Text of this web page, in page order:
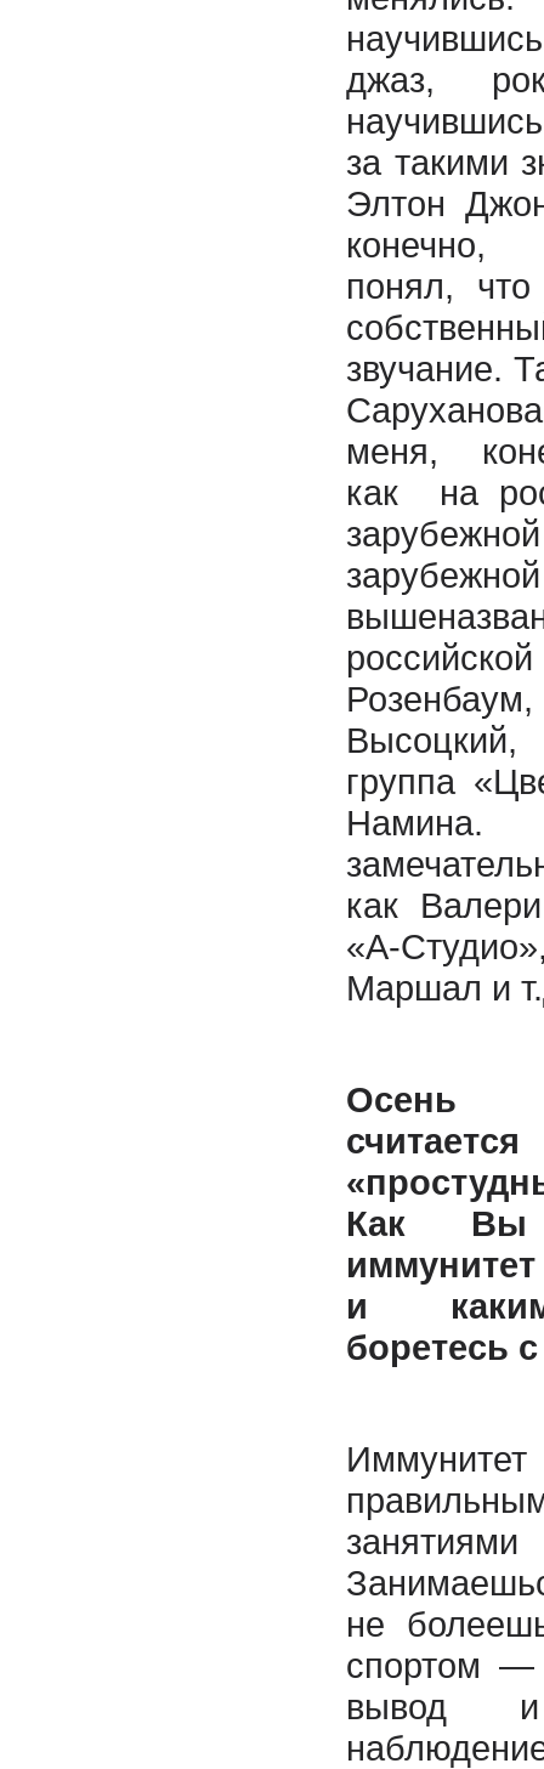
джаз,
за такими
Элтон
конечно,
понял,
звучание.
меня,
как на
Высоцкий,
группа
как
«А-
Маршал и
Осень
Как Вы
и
боретесь
не
спортом
вывод